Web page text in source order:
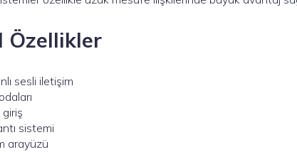
Özellikler
sesli iletişim
sistemi
arayüzü